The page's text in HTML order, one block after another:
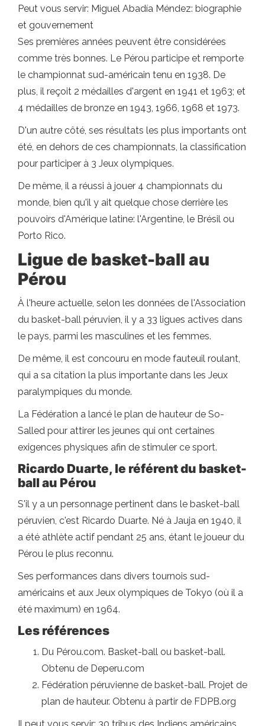
Peut vous servir: Miguel Abadía Méndez: biographie
et gouvernement
Ses premières années peuvent être considérées
comme très bonnes. Le Pérou participe et remporte
le championnat sud-américain tenu en 1938. De
plus, il reçoit 2 médailles d'argent en 1941 et 1963; et
4 médailles de bronze en 1943, 1966, 1968 et 1973.
D'un autre côté, ses résultats les plus importants ont
été, en dehors de ces championnats, la classification
pour participer à 3 Jeux olympiques.
De même, il a réussi à jouer 4 championnats du
monde, bien qu'il y ait quelque chose derrière les
pouvoirs d'Amérique latine: l'Argentine, le Brésil ou
Porto Rico.
Ligue de basket-ball au
Pérou
À l'heure actuelle, selon les données de l'Association
du basket-ball péruvien, il y a 33 ligues actives dans
le pays, parmi les masculines et les femmes.
De même, il est concouru en mode fauteuil roulant,
qui a sa citation la plus importante dans les Jeux
paralympiques du monde.
La Fédération a lancé le plan de hauteur de So-
Salled pour attirer les jeunes qui ont certaines
exigences physiques afin de stimuler ce sport.
Ricardo Duarte, le référent du basket-
ball au Pérou
S'il y a un personnage pertinent dans le basket-ball
péruvien, c'est Ricardo Duarte. Né à Jauja en 1940, il
a été athlète actif pendant 25 ans, étant le joueur du
Pérou le plus reconnu.
Ses performances dans divers tournois sud-
américains et aux Jeux olympiques de Tokyo (où il a
été maximum) en 1964.
Les références
Du Pérou.com. Basket-ball ou basket-ball.
Obtenu de Deperu.com
Fédération péruvienne de basket-ball. Projet de
plan de hauteur. Obtenu à partir de FDPB.org